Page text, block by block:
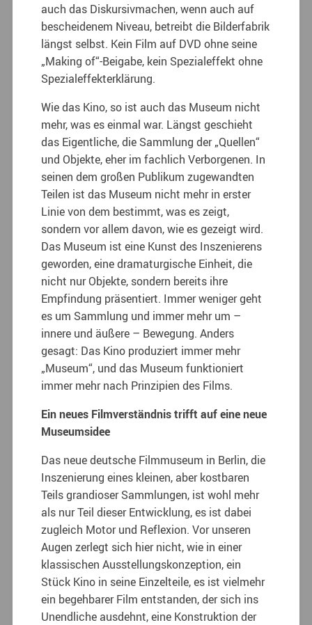
auch das Diskursivmachen, wenn auch auf
bescheidenem Niveau, betreibt die Bilderfabrik
längst selbst. Kein Film auf DVD ohne seine
„Making of“-Beigabe, kein Spezialeffekt ohne
Spezialeffekterklärung.
Wie das Kino, so ist auch das Museum nicht
mehr, was es einmal war. Längst geschieht
das Eigentliche, die Sammlung der „Quellen“
und Objekte, eher im fachlich Verborgenen. In
seinen dem großen Publikum zugewandten
Teilen ist das Museum nicht mehr in erster
Linie von dem bestimmt, was es zeigt,
sondern vor allem davon, wie es gezeigt wird.
Das Museum ist eine Kunst des Inszenierens
geworden, eine dramaturgische Einheit, die
nicht nur Objekte, sondern bereits ihre
Empfindung präsentiert. Immer weniger geht
es um Sammlung und immer mehr um –
innere und äußere – Bewegung. Anders
gesagt: Das Kino produziert immer mehr
„Museum“, und das Museum funktioniert
immer mehr nach Prinzipien des Films.
Ein neues Filmverständnis trifft auf eine neue
Museumsidee
Das neue deutsche Filmmuseum in Berlin, die
Inszenierung eines kleinen, aber kostbaren
Teils grandioser Sammlungen, ist wohl mehr
als nur Teil dieser Entwicklung, es ist dabei
zugleich Motor und Reflexion. Vor unseren
Augen zerlegt sich hier nicht, wie in einer
klassischen Ausstellungskonzeption, ein
Stück Kino in seine Einzelteile, es ist vielmehr
ein begehbarer Film entstanden, der sich ins
Unendliche ausdehnt, eine Konstruktion der